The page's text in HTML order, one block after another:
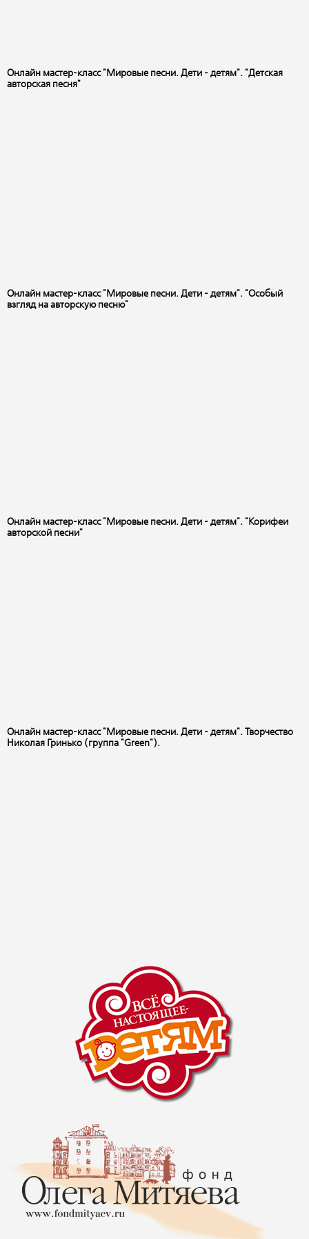
Онлайн мастер-класс "Мировые песни. Дети - детям". "Детская
авторская песня"
Онлайн мастер-класс "Мировые песни. Дети - детям". "Особый
взгляд на авторскую песню"
Онлайн мастер-класс "Мировые песни. Дети - детям". "Корифеи
авторской песни"
Онлайн мастер-класс "Мировые песни. Дети - детям". Творчество
Николая Гринько (группа "Green").